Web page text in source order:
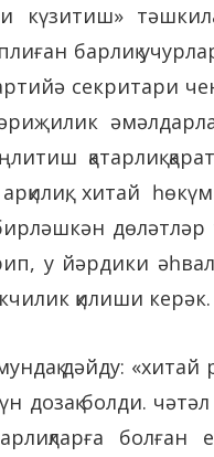
күзитиш»
барлиқ
секритари
қатарлиқ
хитай
у йәрдики
қилиши керәк.
дәйду:
дозақ болди.